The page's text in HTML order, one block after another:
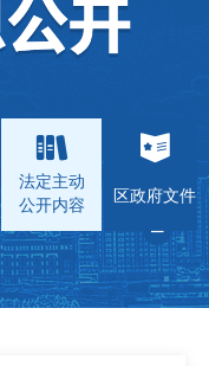
法定主动
公开内容
区政府文件